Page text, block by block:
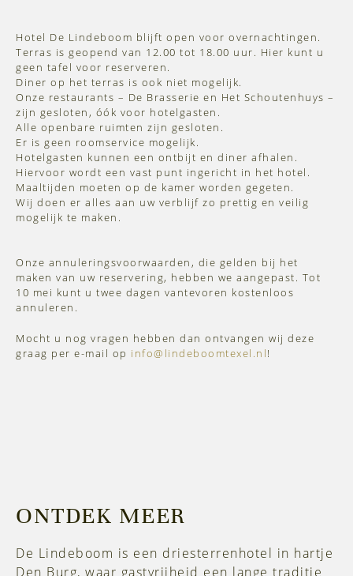
Hotel De Lindeboom blijft open voor overnachtingen.
Terras is geopend van 12.00 tot 18.00 uur. Hier kunt u
geen tafel voor reserveren.
Diner op het terras is ook niet mogelijk.
Onze restaurants – De Brasserie en Het Schoutenhuys –
zijn gesloten, óók voor hotelgasten.
Alle openbare ruimten zijn gesloten.
Er is geen roomservice mogelijk.
Hotelgasten kunnen een ontbijt en diner afhalen.
Hiervoor wordt een vast punt ingericht in het hotel.
Maaltijden moeten op de kamer worden gegeten.
Wij doen er alles aan uw verblijf zo prettig en veilig
mogelijk te maken.
Onze annuleringsvoorwaarden, die gelden bij het
maken van uw reservering, hebben we aangepast. Tot
10 mei kunt u twee dagen vantevoren kostenloos
annuleren.
Mocht u nog vragen hebben dan ontvangen wij deze
graag per e-mail op info@lindeboomtexel.nl!
ONTDEK MEER
De Lindeboom is een driesterrenhotel in hartje
Den Burg, waar gastvrijheid een lange traditie